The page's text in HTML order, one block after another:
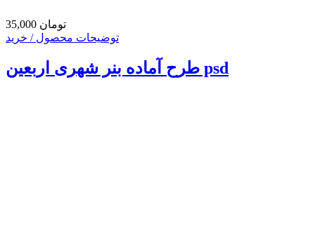
35,000 تومان
توضیحات محصول / خرید
طرح آماده بنر شهری اربعین psd